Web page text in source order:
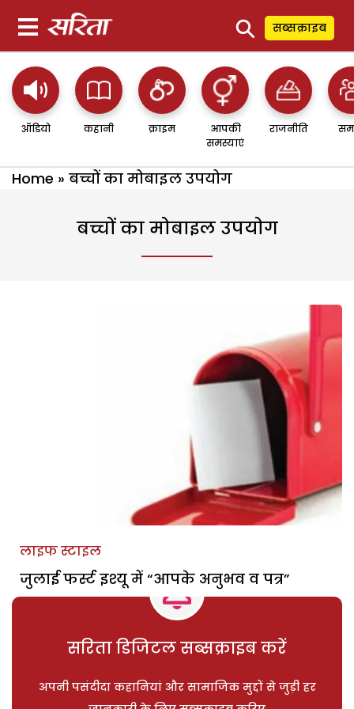
⚲ सब्सक्राइब
ऑडियो कहानी क्राइम
आपकी
समस्याएं
राजनीति
Home » बच्चों का मोबाइल उपयोग
बच्चों का मोबाइल उपयोग
लाइफ स्टाइल
जुलाई फर्स्ट इश्यू में “आपके अनुभव व पत्र”
सरिता डिजिटल सब्सक्राइब करें
अपनी पसंदीदा कहानियां और सामाजिक मुद्दों से जुड़ी हर